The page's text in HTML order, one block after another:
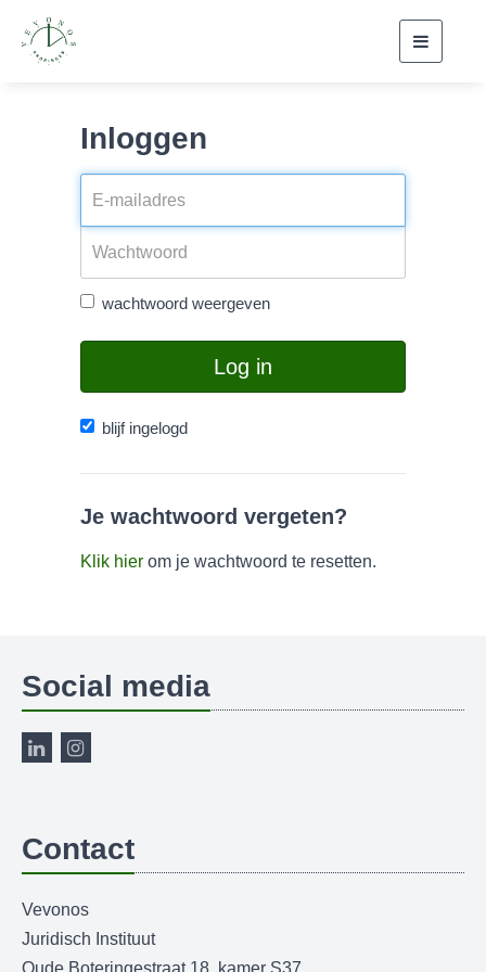
Inloggen
wachtwoord weergeven
Log in
blijf ingelogd
Je wachtwoord vergeten?
Klik hier om je wachtwoord te resetten.
Social media
Contact
Vevonos
Juridisch Instituut
Oude Boteringestraat 18, kamer S37